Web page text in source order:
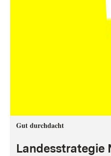
Gut durchdacht
Landesstrategie